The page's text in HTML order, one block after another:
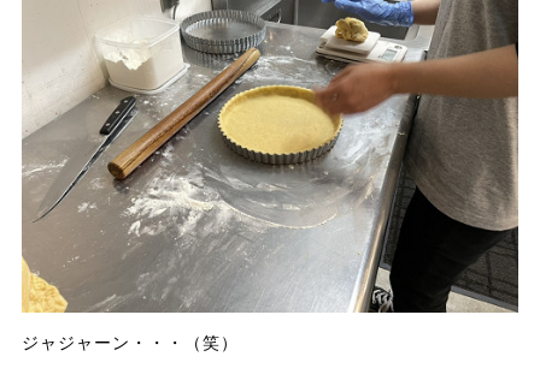
ジャジャーン・・・（笑）